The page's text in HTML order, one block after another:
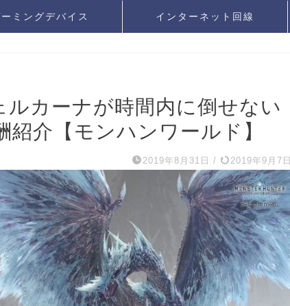
ミングデバイス インターネット回線
カーナが時間内に倒せない
介【モンハンワールド】
2019年8月31日 / 2019年9月7日